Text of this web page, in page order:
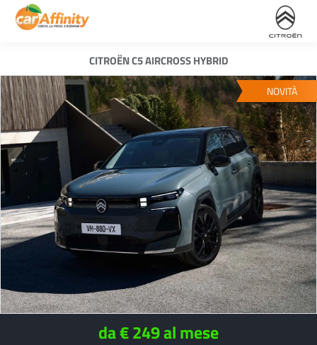
CITROËN C5 AIRCROSS HYBRID
NOVITÀ
da € 249 al mese